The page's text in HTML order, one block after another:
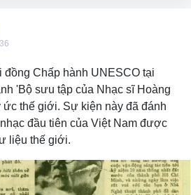
đồng Chấp hành UNESCO tại
'Bộ sưu tập của Nhạc sĩ Hoàng
ức thế giới. Sự kiện này đã đánh
đầu tiên của Việt Nam được
liệu thế giới.